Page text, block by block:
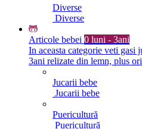
Diverse
Diverse
Articole bebei 0 luni - 3ani
In aceasta categorie veti gasi
3ani relizate din lemn, plus
Jucarii bebe
Jucarii bebe
Puericultură
Puericultură